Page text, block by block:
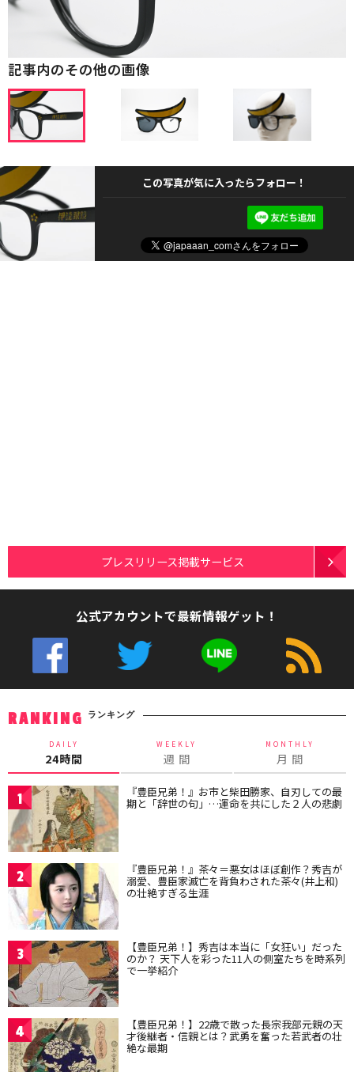
記事内のその他の画像
この写真が気に入ったらフォロー！
プレスリリース掲載サービス
公式アカウントで最新情報ゲット！
RANKING ランキング
DAILY
24時間
WEEKLY
週 間
MONTHLY
月 間
1 『豊臣兄弟！』お市と柴田勝家、自刃しての最
期と「辞世の句」…運命を共にした２人の悲劇
2 『豊臣兄弟！』茶々＝悪女はほぼ創作？秀吉が
溺愛、豊臣家滅亡を背負わされた茶々(井上和)
の壮絶すぎる生涯
3 【豊臣兄弟！】秀吉は本当に「女狂い」だった
のか？ 天下人を彩った11人の側室たちを時系列
で一挙紹介
4 【豊臣兄弟！】22歳で散った長宗我部元親の天
才後継者・信親とは？武勇を奮った若武者の壮
絶な最期